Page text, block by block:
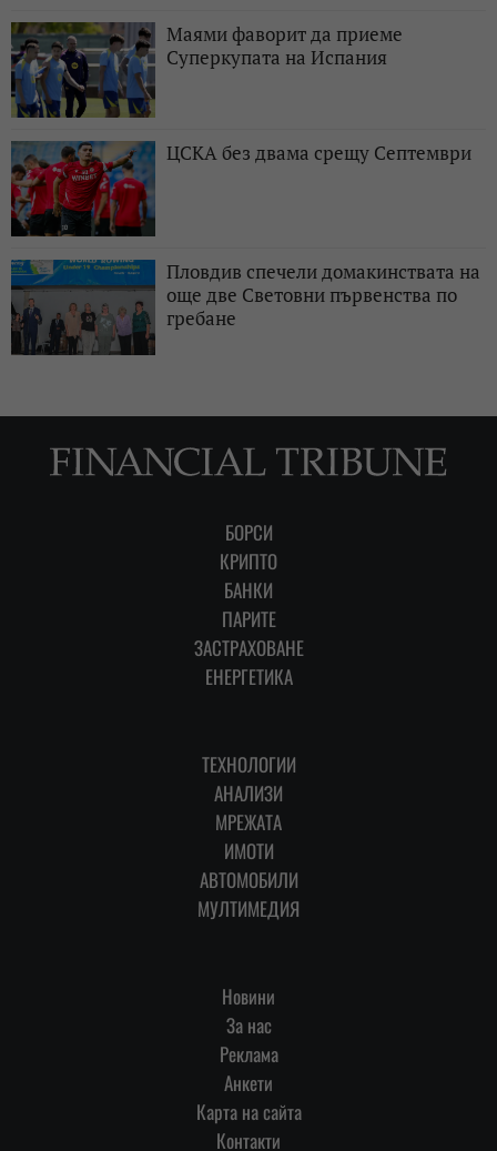
Маями фаворит да приеме
Суперкупата на Испания
ЦСКА без двама срещу Септември
Пловдив спечели домакинствата на
още две Световни първенства по
гребане
БОРСИ
КРИПТО
БАНКИ
ПАРИТЕ
ЗАСТРАХОВАНЕ
ЕНЕРГЕТИКА
ТЕХНОЛОГИИ
АНАЛИЗИ
МРЕЖАТА
ИМОТИ
АВТОМОБИЛИ
МУЛТИМЕДИЯ
Новини
За нас
Реклама
Анкети
Карта на сайта
Контакти